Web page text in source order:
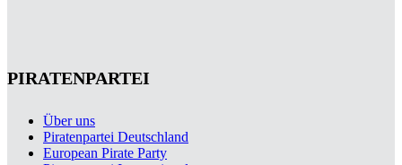
PIRATENPARTEI
Über uns
Piratenpartei Deutschland
European Pirate Party